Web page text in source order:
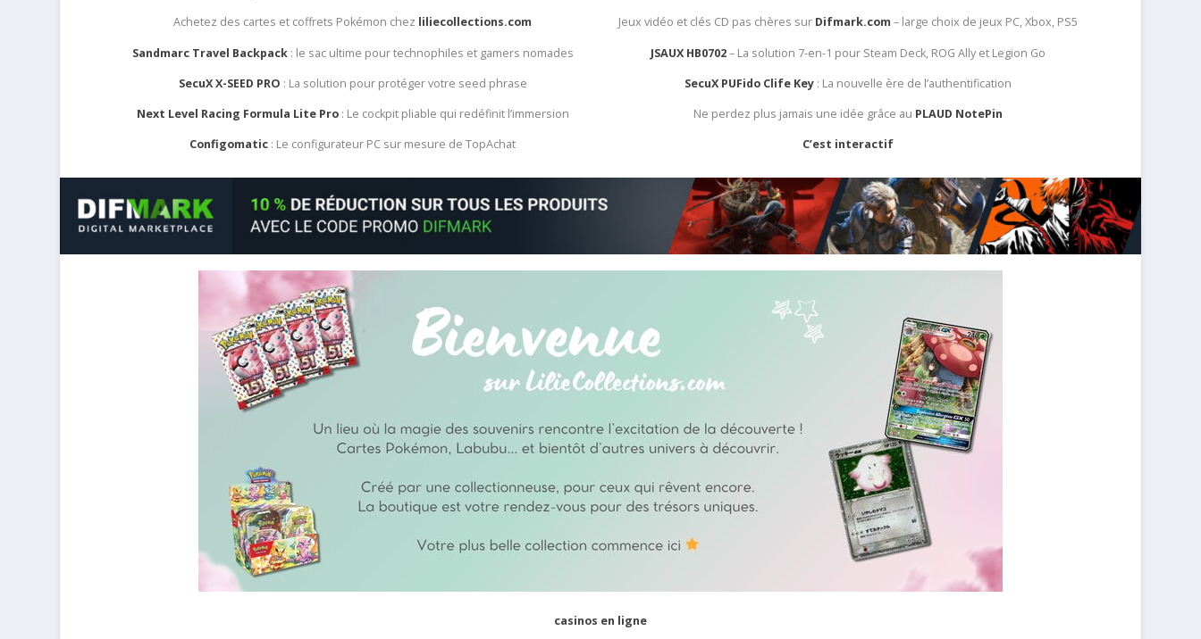
Achetez des cartes et coffrets Pokémon chez liliecollections.com
Sandmarc Travel Backpack: le sac ultime pour technophiles et gamers nomades
SecuX X-SEED PRO : La solution pour protéger votre seed phrase
Next Level Racing Formula Lite Pro: Le cockpit pliable qui redéfinit l’immersion
Configomatic : Le configurateur PC sur mesure de TopAchat
Jeux vidéo et clés CD pas chères sur Difmark.com – large choix de jeux PC, Xbox, PS5
JSAUX HB0702– La solution 7-en-1 pour Steam Deck, ROG Ally et Legion Go
SecuX PUFido Clife Key : La nouvelle ère de l’authentification
Ne perdez plus jamais une idée grâce au PLAUD NotePin
C’est interactif
casinos en ligne